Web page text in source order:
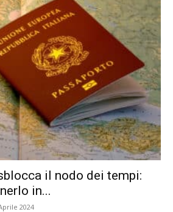
il nodo dei tempi:
in...
2024